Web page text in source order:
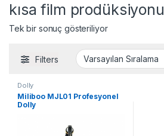
kısa film prodüksiyonu
Tek bir sonuç gösteriliyor
Filters
Dolly
Miliboo MJL01 Profesyonel
Dolly